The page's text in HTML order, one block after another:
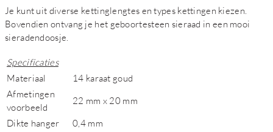
Je kunt uit diverse kettinglengtes en types kettingen kiezen.
Bovendien ontvang je het geboortesteen sieraad in een mooi
sieradendoosje.
Specificaties
Materiaal
14 karaat goud
Afmetingen
voorbeeld
22 mm x 20 mm
Dikte hanger
0,4 mm